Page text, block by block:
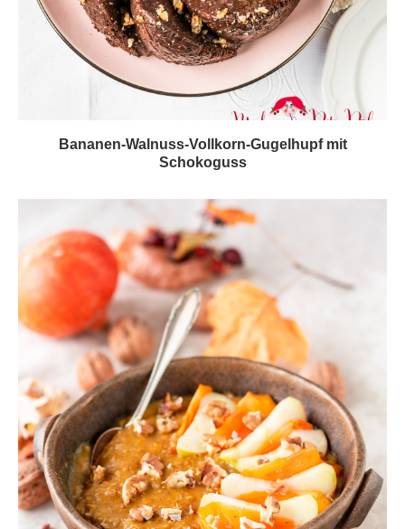
Bananen-Walnuss-Vollkorn-Gugelhupf mit
Schokoguss